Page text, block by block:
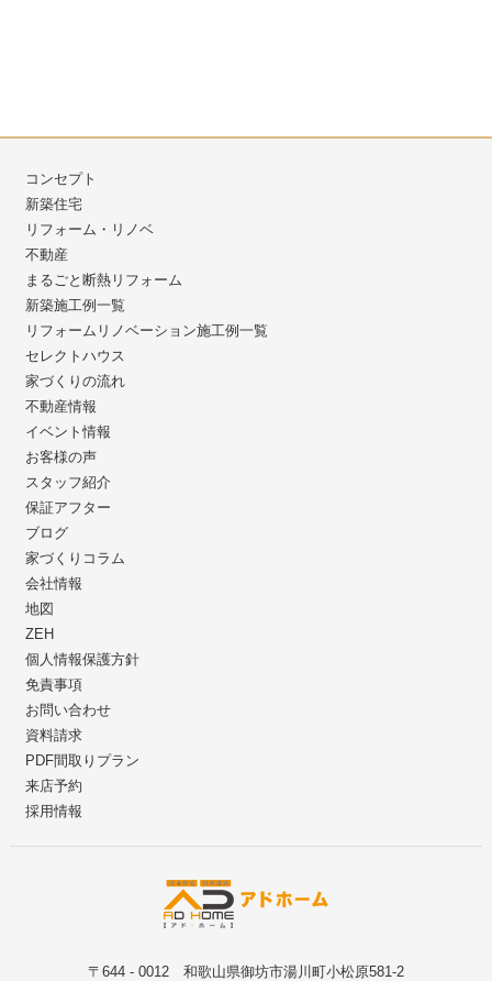
コンセプト
新築住宅
リフォーム・リノベ
不動産
まるごと断熱リフォーム
新築施工例一覧
リフォームリノベーション施工例一覧
セレクトハウス
家づくりの流れ
不動産情報
イベント情報
お客様の声
スタッフ紹介
保証アフター
ブログ
家づくりコラム
会社情報
地図
ZEH
個人情報保護方針
免責事項
お問い合わせ
資料請求
PDF間取りプラン
来店予約
採用情報
〒644 - 0012 和歌山県御坊市湯川町小松原581-2